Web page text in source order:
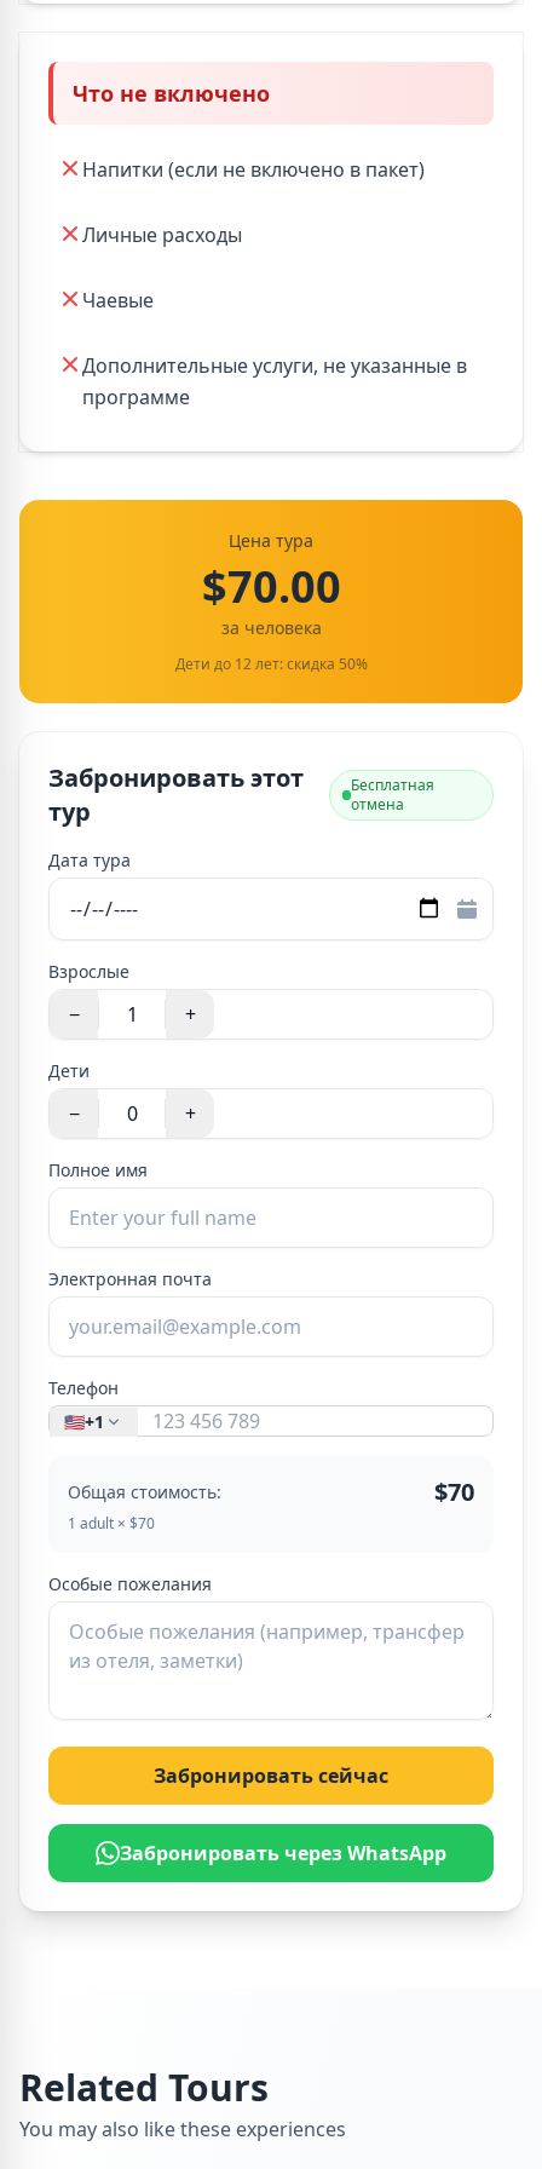
Что не включено
Напитки (если не включено в пакет)
Личные расходы
Чаевые
Дополнительные услуги, не указанные в
программе
Цена тура
$70.00
за человека
Дети до 12 лет: скидка 50%
Забронировать этот
тур
Бесплатная
отмена
Дата тура
Взрослые
− +
Дети
− +
Полное имя
Электронная почта
Телефон
🇺🇸+1
Общая стоимость: $70
1 adult × $70
Особые пожелания
Забронировать сейчас
Забронировать через WhatsApp
Related Tours
You may also like these experiences